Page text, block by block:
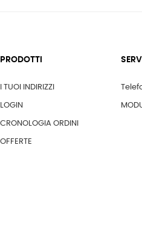
PRODOTTI
I TUOI INDIRIZZI
LOGIN
CRONOLOGIA ORDINI
OFFERTE